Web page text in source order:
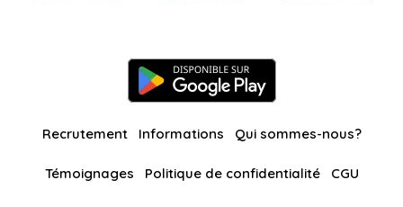
Recrutement Informations Qui sommes-nous?
Témoignages Politique de confidentialité CGU